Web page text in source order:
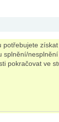
splnění/
pokračovat ve